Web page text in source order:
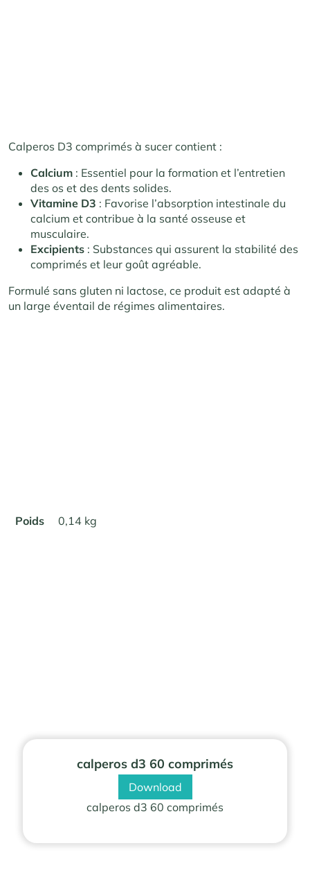
Calperos D3 comprimés à sucer contient :
Calcium : Essentiel pour la formation et l’entretien
des os et des dents solides.
Vitamine D3 : Favorise l’absorption intestinale du
calcium et contribue à la santé osseuse et
musculaire.
Excipients : Substances qui assurent la stabilité des
comprimés et leur goût agréable.
Formulé sans gluten ni lactose, ce produit est adapté à
un large éventail de régimes alimentaires.
Poids 0,14 kg
calperos d3 60 comprimés
Download
calperos d3 60 comprimés